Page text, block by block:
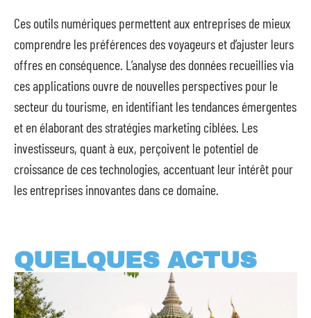
Ces outils numériques permettent aux entreprises de mieux
comprendre les préférences des voyageurs et d’ajuster leurs
offres en conséquence. L’analyse des données recueillies via
ces applications ouvre de nouvelles perspectives pour le
secteur du tourisme, en identifiant les tendances émergentes
et en élaborant des stratégies marketing ciblées. Les
investisseurs, quant à eux, perçoivent le potentiel de
croissance de ces technologies, accentuant leur intérêt pour
les entreprises innovantes dans ce domaine.
QUELQUES ACTUS